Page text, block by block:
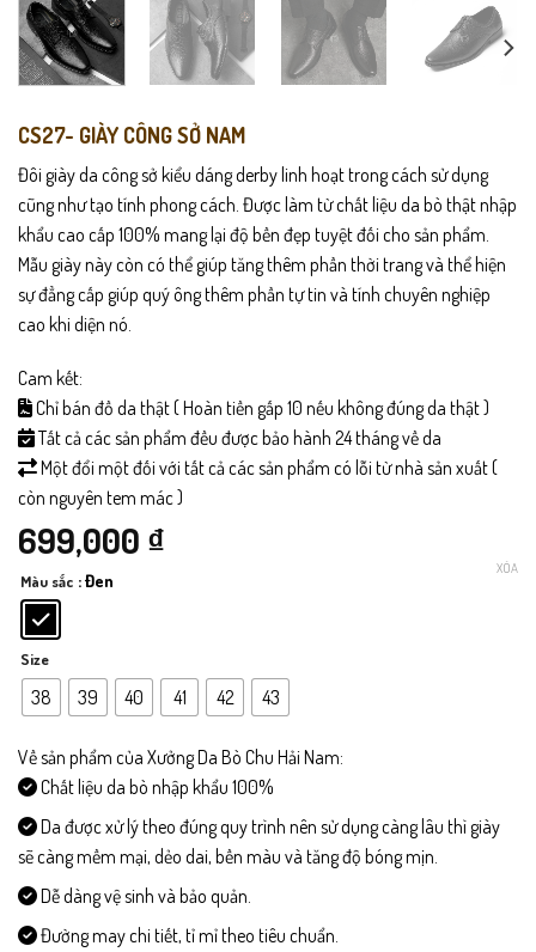
CS27- GIÀY CÔNG SỞ NAM
Đôi giày da công sở kiểu dáng derby linh hoạt trong cách sử dụng
cũng như tạo tính phong cách. Được làm từ chất liệu da bò thật nhập
khẩu cao cấp 100% mang lại độ bền đẹp tuyệt đối cho sản phẩm.
Mẫu giày này còn có thể giúp tăng thêm phần thời trang và thể hiện
sự đẳng cấp giúp quý ông thêm phần tự tin và tính chuyên nghiệp
cao khi diện nó.
Cam kết:
Chỉ bán đồ da thật ( Hoàn tiền gấp 10 nếu không đúng da thật )
Tất cả các sản phẩm đều được bảo hành 24 tháng về da
Một đổi một đối với tất cả các sản phẩm có lỗi từ nhà sản xuất (
còn nguyên tem mác )
699,000 ₫
Màu sắc : Đen
Size
38 39 40 41 42 43
XÓA
Về sản phẩm của Xưởng Da Bò Chu Hải Nam:
Chất liệu da bò nhập khẩu 100%
Da được xử lý theo đúng quy trình nên sử dụng càng lâu thì giày
sẽ càng mềm mại, dẻo dai, bền màu và tăng độ bóng mịn.
Dễ dàng vệ sinh và bảo quản.
Đường may chi tiết, tỉ mỉ theo tiêu chuẩn.